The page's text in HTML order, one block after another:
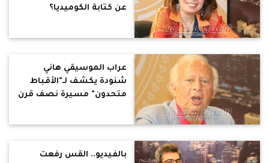
عن كتابة الكوميديا؟
عراب الموسيقي هاني
شنودة يكشف لـ"الأقباط
متحدون" مسيرة نصف قرن
بالفيديو.. القس رفعت